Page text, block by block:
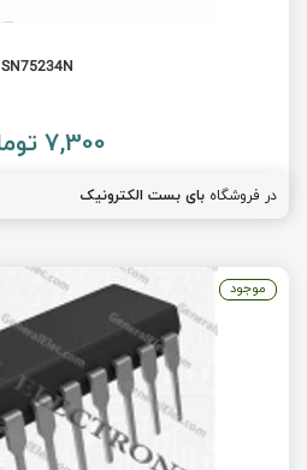
SN75234N
7,300 تومان
در فروشگاه بای بست الکترونیک
موجود